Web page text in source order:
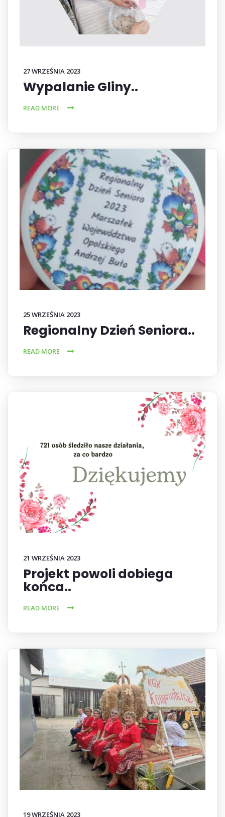
27 WRZEŚNIA 2023
Wypalanie Gliny..
READ MORE
25 WRZEŚNIA 2023
Regionalny Dzień Seniora..
READ MORE
21 WRZEŚNIA 2023
Projekt powoli dobiega
końca..
READ MORE
19 WRZEŚNIA 2023